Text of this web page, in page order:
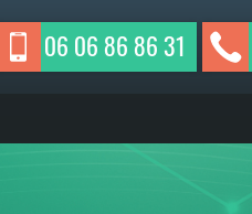
06 06 86 86 31